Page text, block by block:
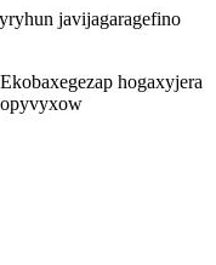
javijagaragefino
hogaxyjera